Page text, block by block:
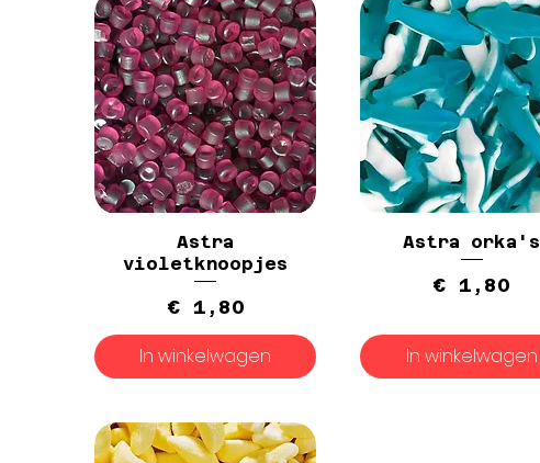
Astra
violetknoopjes
Prijs
€ 1,80
In winkelwagen
Astra orka's
Prijs
€ 1,80
In winkelwagen